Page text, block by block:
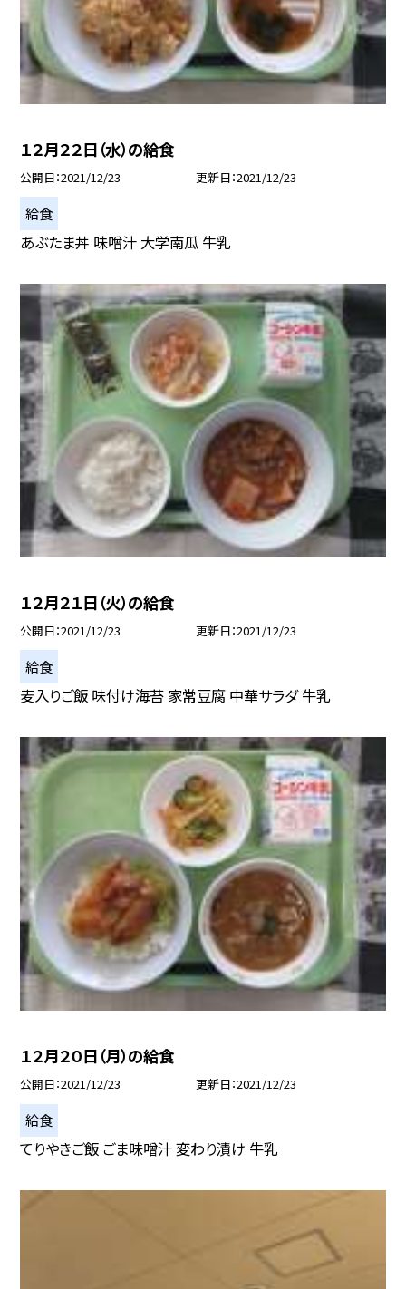
１２月２２日（水）の給食
公開日 2021/12/23 更新日 2021/12/23
給食
あぶたま丼 味噌汁 大学南瓜 牛乳
１２月２１日（火）の給食
公開日 2021/12/23 更新日 2021/12/23
給食
麦入りご飯 味付け海苔 家常豆腐 中華サラダ 牛乳
１２月２０日（月）の給食
公開日 2021/12/23 更新日 2021/12/23
給食
てりやきご飯 ごま味噌汁 変わり漬け 牛乳